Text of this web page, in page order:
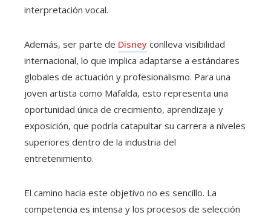
interpretación vocal.
Además, ser parte de Disney conlleva visibilidad
internacional, lo que implica adaptarse a estándares
globales de actuación y profesionalismo. Para una
joven artista como Mafalda, esto representa una
oportunidad única de crecimiento, aprendizaje y
exposición, que podría catapultar su carrera a niveles
superiores dentro de la industria del
entretenimiento.
El camino hacia este objetivo no es sencillo. La
competencia es intensa y los procesos de selección